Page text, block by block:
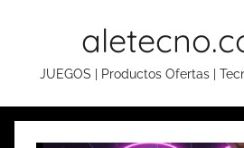
JUEGOS | Productos Ofertas |